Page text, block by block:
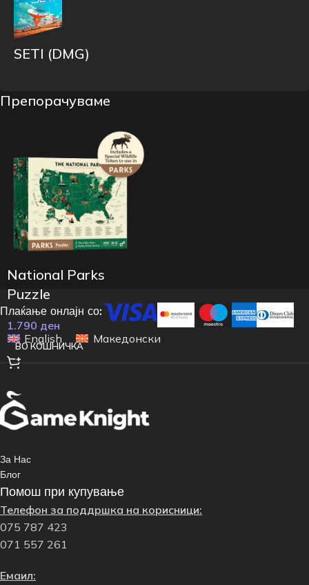
SETI (DMG)
Препорачуваме
National Parks
Puzzle
1.790 ден
ВО КОШНИЧКА
Плаќање онлајн со:
English
Македонски
За Нас
Блог
Помош при купување
Телефон за поддршка на корисници:
075 787 423
071 557 261
Емаил: